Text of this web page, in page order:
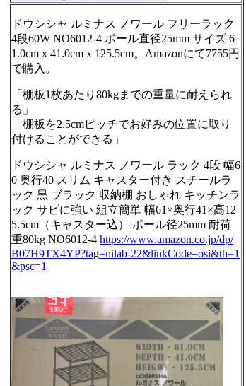
ドウシシャ ルミナス ノワール フリーラック
4段60W NO6012-4 ポール直径25mm サイズ 6
1.0cm x 41.0cm x 125.5cm。Amazonにて7755円
で購入。
「棚板1枚あたり80kgまでの重量に耐えられ
る」
「棚板を2.5cmピッチでお好みの位置に取り
付けることができる」
ドウシシャ ルミナス ノワール ラック 4段 幅6
0 奥行40 スリム キャスター付き スチールラ
ック 黒 ブラック 収納棚 おしゃれ キッチンラ
ック サビに強い 組立簡単 幅61×奥行41×高12
5.5cm（キャスター込） ポール径25mm 耐荷
重80kg NO6012-4 https://www.amazon.co.jp/dp/
B07H9TX4YP?tag=nilab-22&linkCode=osi&th=1
&psc=1